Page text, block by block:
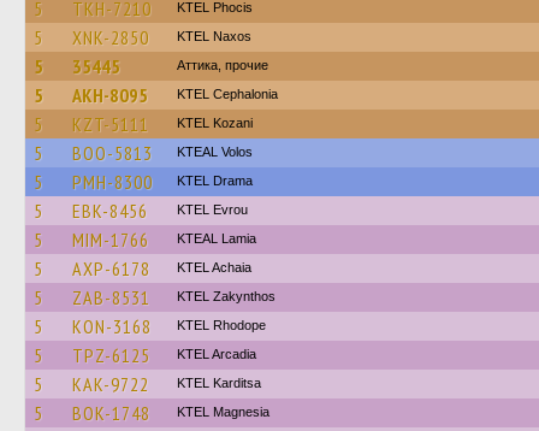
5 TKH-7210 ΚΤΕL Phocis
5 XNK-2850 KTEL Naxos
5 35445 Аттика, прочие
5 AKH-8095 KTEL Cephalonia
5 KZT-5111 ΚΤΕL Kozani
5 BOO-5813 KTEAL Volos
5 PMH-8300 KTEL Drama
5 EBK-8456 KTEL Evrou
5 MIM-1766 KTEAL Lamia
5 AXP-6178 KTEL Achaia
5 ZAB-8531 KTEL Zakynthos
5 KON-3168 KTEL Rhodope
5 TPZ-6125 KTEL Arcadia
5 KAK-9722 ΚΤΕL Karditsa
5 BOK-1748 ΚΤΕL Magnesia